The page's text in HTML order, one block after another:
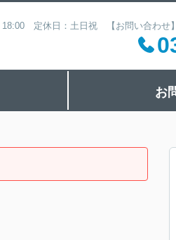
18:00 定休日：土日祝 【お問い合わせ】
お